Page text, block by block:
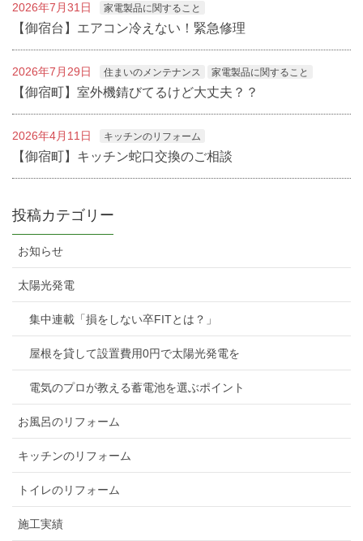
2026年7月31日 家電製品に関すること
【御宿台】エアコン冷えない！緊急修理
2026年7月29日 住まいのメンテナンス 家電製品に関すること
【御宿町】室外機錆びてるけど大丈夫？？
2026年4月11日 キッチンのリフォーム
【御宿町】キッチン蛇口交換のご相談
投稿カテゴリー
お知らせ
太陽光発電
集中連載「損をしない卒FITとは？」
屋根を貸して設置費用0円で太陽光発電を
電気のプロが教える蓄電池を選ぶポイント
お風呂のリフォーム
キッチンのリフォーム
トイレのリフォーム
施工実績